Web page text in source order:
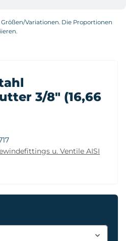
Variationen. Die Proportionen
3/8" (16,66
u. Ventile AISI